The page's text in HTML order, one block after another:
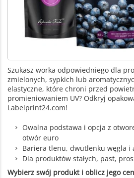
Szukasz worka odpowiedniego dla
zmielonych, sypkich lub
elastyczne, które chroni przed
promieniowaniem UV? Odkryj
Labelprint24.com!
Owalna podstawa i opcja z
otwór euro
Bariera tlenu, dwutlenku węgla i
Dla produktów stałych, past,
Wybierz swój produkt i oblicz jego